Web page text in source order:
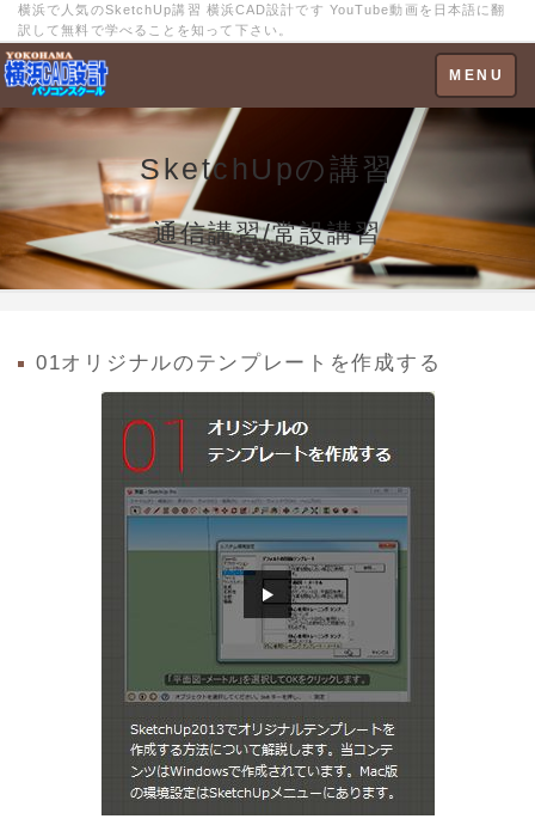
横浜で人気のSketchUp講習 横浜CAD設計です YouTube動画を日本語に翻
訳して無料で学べることを知って下さい。
Toggle
navigation
MENU
SketchUpの講習
通信講習/常設講習
01オリジナルのテンプレートを作成する